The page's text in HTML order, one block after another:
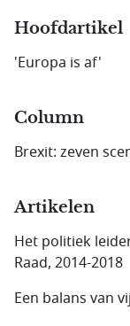
Hoofdartikel
'Europa is af'
Column
Brexit: zeven
Artikelen
Het politiek
Raad, 2014-2018
Een balans van